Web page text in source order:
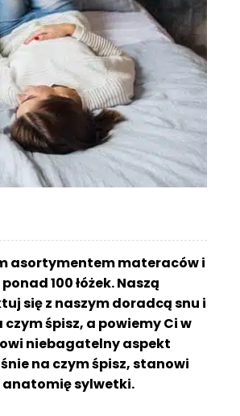
asortymentem materaców i
100 łóżek. Naszą
się z naszym doradcą snu i
śpisz, a powiemy Ci w
niebagatelny aspekt
na czym śpisz, stanowi
anatomię sylwetki.